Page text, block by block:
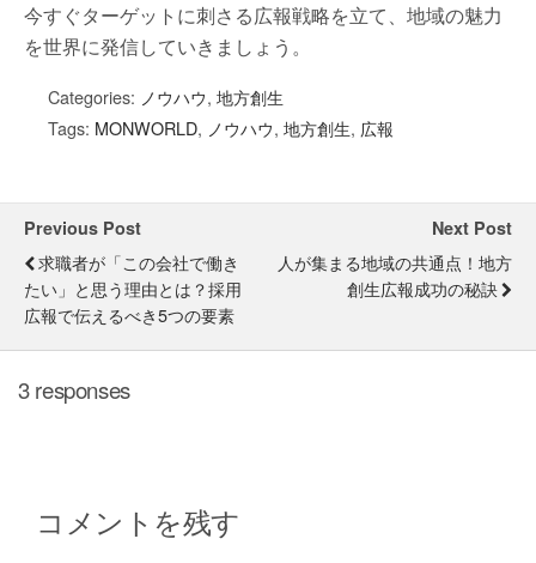
今すぐターゲットに刺さる広報戦略を立て、地域の魅力
を世界に発信していきましょう。
Categories: ノウハウ, 地方創生
Tags: MONWORLD, ノウハウ, 地方創生, 広報
Previous Post
求職者が「この会社で働き
たい」と思う理由とは？採用
広報で伝えるべき5つの要素
Next Post
人が集まる地域の共通点！地方
創生広報成功の秘訣
3 responses
コメントを残す